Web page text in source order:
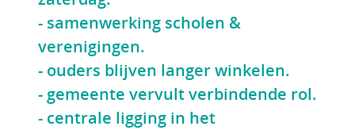
- samenwerking scholen &
verenigingen.
- ouders blijven langer winkelen.
- gemeente vervult verbindende rol.
- centrale ligging in het